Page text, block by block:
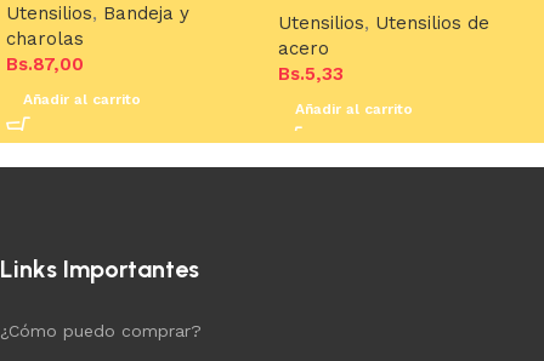
Utensilios, Bandeja y
charolas
Bs.87,00
Añadir al carrito
Utensilios, Utensilios de
acero
Bs.5,33
Añadir al carrito
Links Importantes
¿Cómo puedo comprar?